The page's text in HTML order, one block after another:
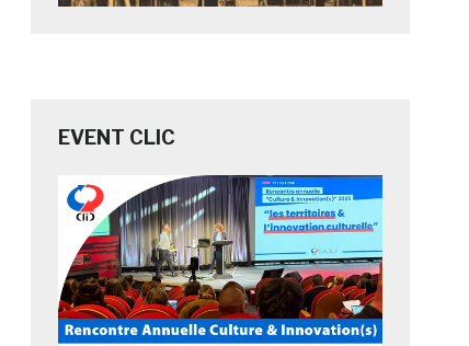
EVENT CLIC